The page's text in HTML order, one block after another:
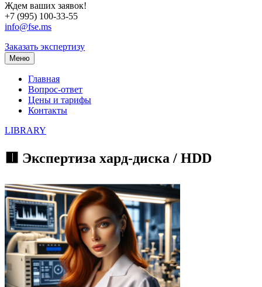
Ждем ваших заявок!
+7 (995) 100-33-55
info@fse.ms
Заказать экспертизу
Меню
Главная
Вопрос-ответ
Цены и тарифы
Контакты
LIBRARY
🟥 Экспертиза хард-диска / HDD